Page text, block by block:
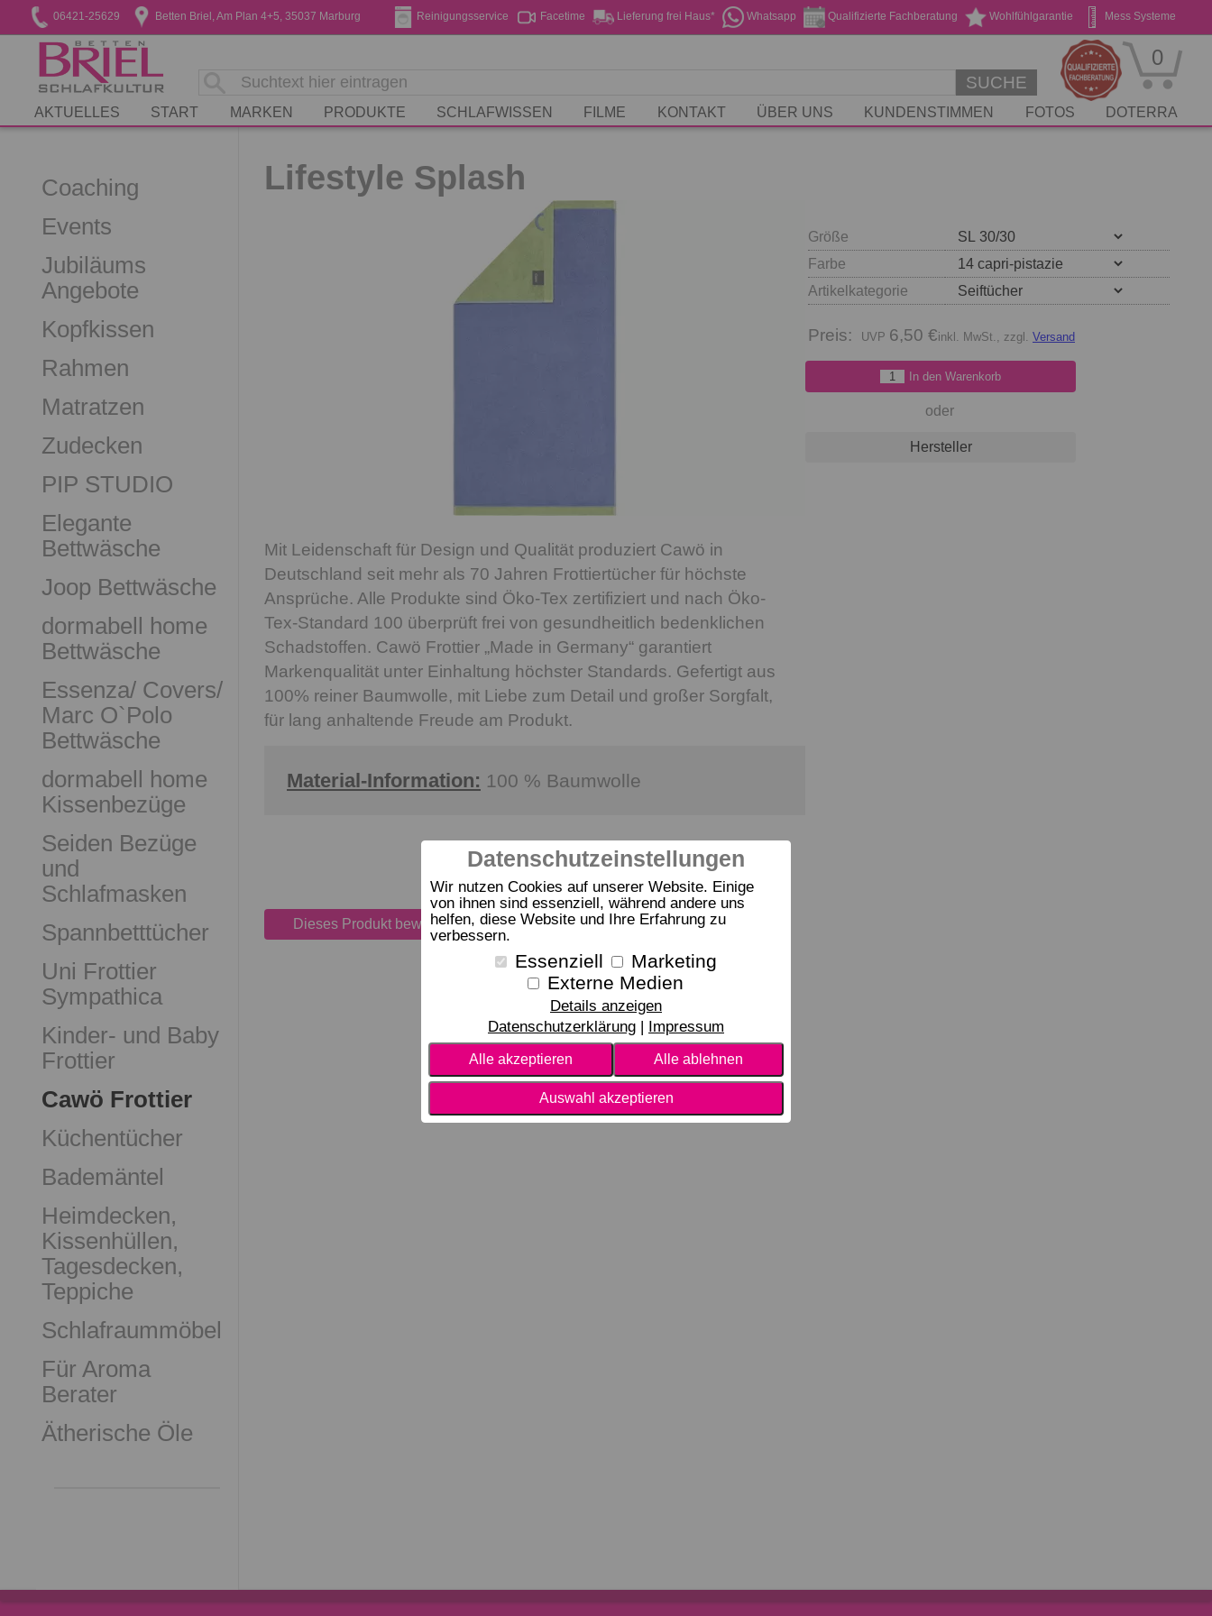
Datenschutzeinstellungen
Wir nutzen Cookies auf unserer Website. Einige
von ihnen sind essenziell, während andere uns
helfen, diese Website und Ihre Erfahrung zu
verbessern.
Essenziell
Marketing
Externe Medien
Details anzeigen
Datenschutzerklärung
Impressum
Alle akzeptieren Alle ablehnen
Auswahl akzeptieren
06421-25629 Betten Briel, Am Plan 4+5, 35037 Marburg Mess Systeme
Wohlfühlgarantie
Qualifizierte Fachberatung
Whatsapp
Lieferung frei Haus*
Facetime
Reinigungsservice
Stickservice
Geschenk Gutscheine
SUCHE
0
AKTUELLES START MARKEN PRODUKTE SCHLAFWISSEN FILME KONTAKT ÜBER UNS KUNDENSTIMMEN FOTOS DOTERRA
Coaching
Events
Jubiläums
Angebote
Kopfkissen
Rahmen
Matratzen
Zudecken
PIP STUDIO
Elegante
Bettwäsche
Joop Bettwäsche
dormabell home
Bettwäsche
Essenza/ Covers/
Marc O`Polo
Bettwäsche
dormabell home
Kissenbezüge
Seiden Bezüge
und
Schlafmasken
Spannbetttücher
Uni Frottier
Sympathica
Kinder- und Baby
Frottier
Cawö Frottier
Küchentücher
Bademäntel
Heimdecken,
Kissenhüllen,
Tagesdecken,
Teppiche
Schlafraummöbel
Für Aroma
Berater
Ätherische Öle
Lifestyle Splash
Mit Leidenschaft für Design und Qualität produziert Cawö in
Deutschland seit mehr als 70 Jahren Frottiertücher für höchste
Ansprüche. Alle Produkte sind Öko-Tex zertifiziert und nach Öko-
Tex-Standard 100 überprüft frei von gesundheitlich bedenklichen
Schadstoffen. Cawö Frottier „Made in Germany“ garantiert
Markenqualität unter Einhaltung höchster Standards. Gefertigt aus
100% reiner Baumwolle, mit Liebe zum Detail und großer Sorgfalt,
für lang anhaltende Freude am Produkt.
Material-Information: 100 % Baumwolle
Größe
Farbe
Artikelkategorie
Preis: 6,50 €inkl. MwSt., zzgl. Versand
In den Warenkorb
oder
Hersteller
Dieses Produkt bewerten